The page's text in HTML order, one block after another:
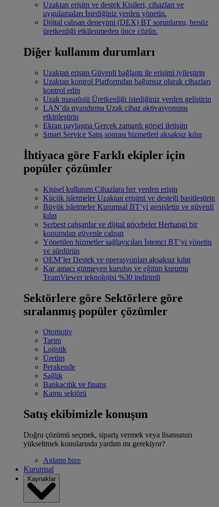
Uzaktan erişim ve destek Kişileri, cihazları ve
uygulamaları İstediğiniz yerden yönetin.
Dijital çalışan deneyimi (DEX) BT sorunlarını, henüz
üretkenliği etkilenmeden önce çözün.
Diğer kullanım durumları
Uzaktan erişim Güvenli bağlantı ile erişimi iyileştirin
Uzaktan kontrol Platformdan bağımsız olarak cihazları
kontrol edin
Uzak masaüstü Üretkenliği istediğiniz yerden geliştirin
LAN’da uyandırma Uzak cihaz aktivasyonunu
etkinleştirin
Ekran paylaşma Gerçek zamanlı görsel iletişim
Smart Service Satış sonrası hizmetleri aksaksız kılın
İhtiyaca göre Farklı ekipler için
popüler çözümler
Kişisel kullanım Cihazlara her yerden erişin
Küçük işletmeler Uzaktan erişimi ve desteği basitleştirin
Büyük işletmeler Kurumsal BT’yi genişletin ve güvenli
kılın
Serbest çalışanlar ve dijital göçebeler Herhangi bir
konumdan güvenle çalışın
Yönetilen hizmetler sağlayıcıları İstemci BT’yi yönetin
ve sürdürün
OEM’ler Destek ve operasyonları aksaksız kılın
Kar amacı gütmeyen kuruluş ve eğitim kurumu
TeamViewer teknolojisi %30 indirimli
Sektörlere göre Sektörlere göre
sıralanmış popüler çözümler
Otomotiv
Tarım
Lojistik
Üretim
Perakende
Sağlık
Bankacılık ve finans
Kamu sektörü
Satış ekibimizle konuşun
Doğru çözümü seçmek, sipariş vermek veya lisansınızı
yükseltmek konularında yardım mı gerekiyor?
Anlatın bize
Kurumsal
Kaynaklar